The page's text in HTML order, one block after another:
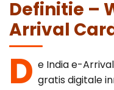
QR Code Guide
Common Mistakes
Portal
US Citizens
UK Citizens
Australia
Airports
Delhi (IGI)
FAQ
Definitie –
Arrival
D e India e-
gratis digitale